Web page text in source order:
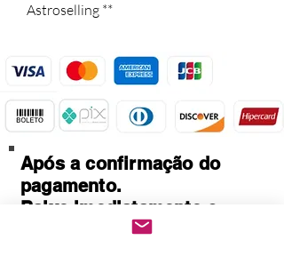
Astroselling **
Após a confirmação do
pagamento.
Baixe imediatamente o
pedido PDF.